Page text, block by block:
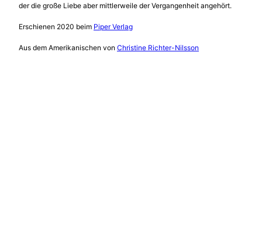
der die große Liebe aber mittlerweile der Vergangenheit angehört.
Erschienen 2020 beim Piper Verlag
Aus dem Amerikanischen von Christine Richter-Nilsson